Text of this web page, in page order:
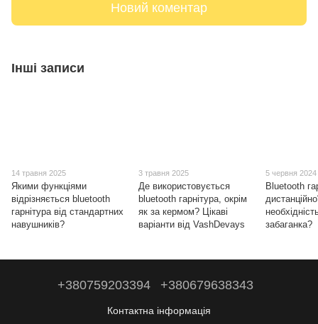
Новий коментар
Інші записи
14 травня 2025
Якими функціями
відрізняється bluetooth
гарнітура від стандартних
навушників?
3 травня 2025
Де використовується
bluetooth гарнітура, окрім
як за кермом? Цікаві
варіанти від VashDevays
5 червня 2024
Bluetooth
забаганка?
+380759203394 +380679638343
Контактна інформація